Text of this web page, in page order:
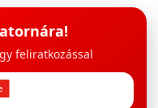
feliratkozással